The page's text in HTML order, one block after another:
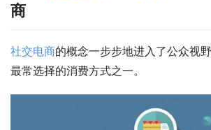
商
社交电商的概念一步步地进入了公众视
最常选择的消费方式之一。